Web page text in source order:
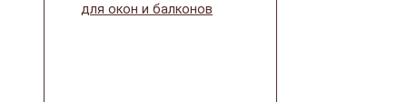
для окон и балконов